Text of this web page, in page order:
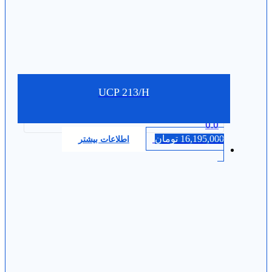
UCP 213/H
0.0
16,195,000 تومان اطلاعات بیشتر